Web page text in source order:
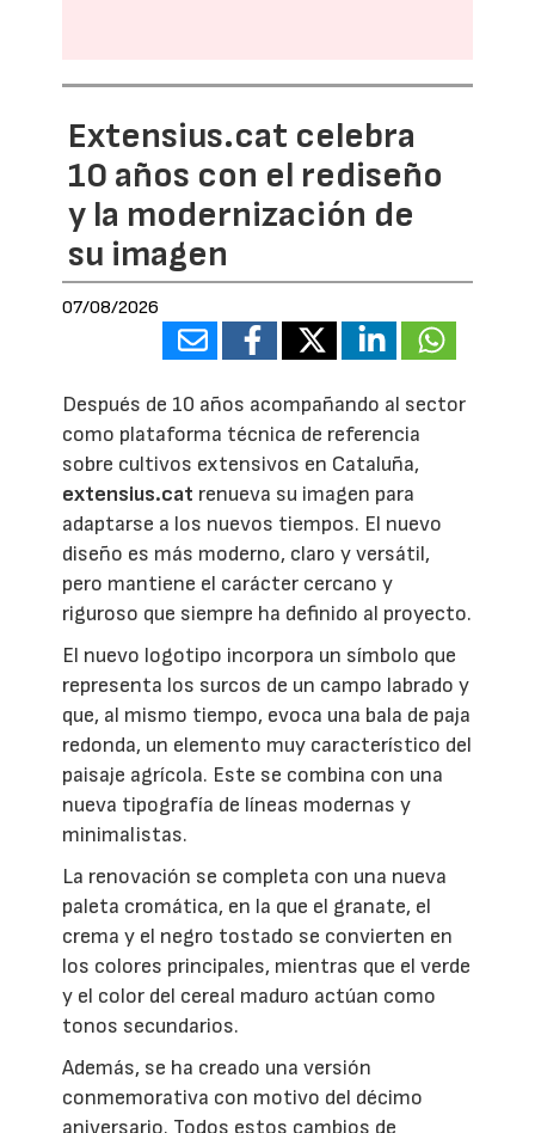
Extensius.cat celebra
10 años con el rediseño
y la modernización de
su imagen
07/08/2026
Después de 10 años acompañando al sector
como plataforma técnica de referencia
sobre cultivos extensivos en Cataluña,
extensius.cat renueva su imagen para
adaptarse a los nuevos tiempos. El nuevo
diseño es más moderno, claro y versátil,
pero mantiene el carácter cercano y
riguroso que siempre ha definido al proyecto.
El nuevo logotipo incorpora un símbolo que
representa los surcos de un campo labrado y
que, al mismo tiempo, evoca una bala de paja
redonda, un elemento muy característico del
paisaje agrícola. Este se combina con una
nueva tipografía de líneas modernas y
minimalistas.
La renovación se completa con una nueva
paleta cromática, en la que el granate, el
crema y el negro tostado se convierten en
los colores principales, mientras que el verde
y el color del cereal maduro actúan como
tonos secundarios.
Además, se ha creado una versión
conmemorativa con motivo del décimo
aniversario. Todos estos cambios de